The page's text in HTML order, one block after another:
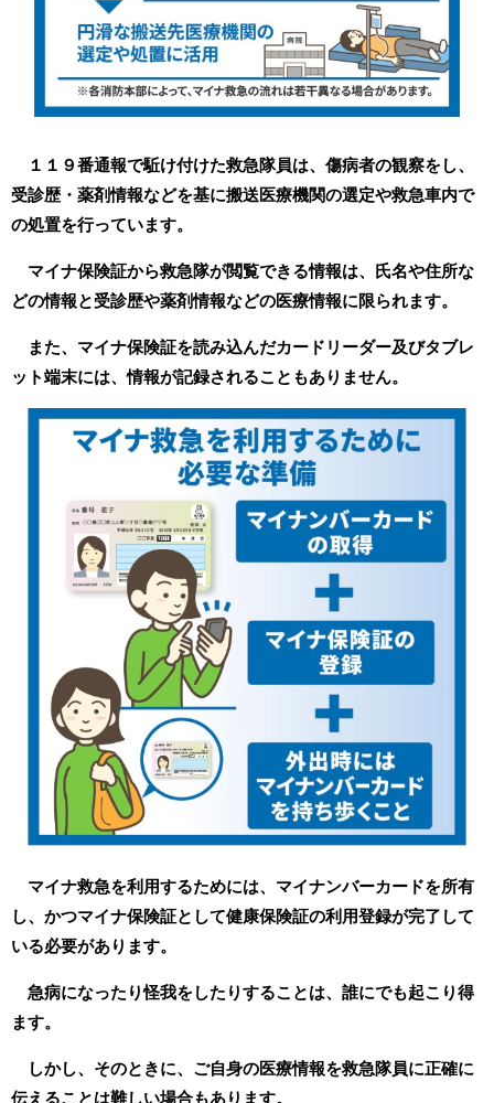
１１９番通報で駈け付けた救急隊員は、傷病者の観察をし、
受診歴・薬剤情報などを基に搬送医療機関の選定や救急車内で
の処置を行っています。
マイナ保険証から救急隊が閲覧できる情報は、氏名や住所な
どの情報と受診歴や薬剤情報などの医療情報に限られます。
また、マイナ保険証を読み込んだカードリーダー及びタブレ
ット端末には、情報が記録されることもありません。
マイナ救急を利用するためには、マイナンバーカードを所有
し、かつマイナ保険証として健康保険証の利用登録が完了して
いる必要があります。
急病になったり怪我をしたりすることは、誰にでも起こり得
ます。
しかし、そのときに、ご自身の医療情報を救急隊員に正確に
伝えることは難しい場合もあります。